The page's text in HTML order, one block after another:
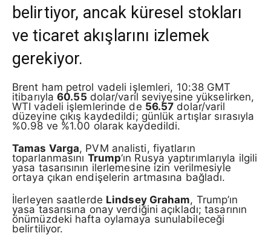
belirtiyor, ancak küresel stokları
ve ticaret akışlarını izlemek
gerekiyor.
Brent ham petrol vadeli işlemleri, 10:38 GMT
itibarıyla60.55 dolar/varil seviyesine yükselirken,
WTI vadeli işlemlerinde de 56.57 dolar/varil
düzeyine çıkış kaydedildi; günlük artışlar sırasıyla
%0.98 ve %1.00 olarak kaydedildi.
Tamas Varga, PVM analisti, fiyatların
toparlanmasını Trump‘ın Rusya yaptırımlarıyla ilgili
yasa tasarısının ilerlemesine izin verilmesiyle
ortaya çıkan endişelerin artmasına bağladı.
İlerleyen saatlerde Lindsey Graham, Trump’ın
yasa tasarısına onay verdiğini açıkladı; tasarının
önümüzdeki hafta oylamaya sunulabileceği
belirtiliyor.